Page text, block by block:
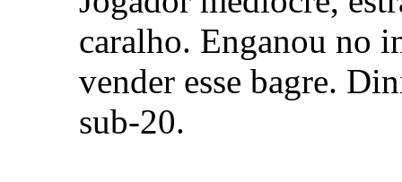
caralho. Enganou no
vender esse bagre.
sub-20.